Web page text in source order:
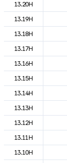
13.20H
13.19H
13.18H
13.17H
13.16H
13.15H
13.14H
13.13H
13.12H
13.11H
13.10H